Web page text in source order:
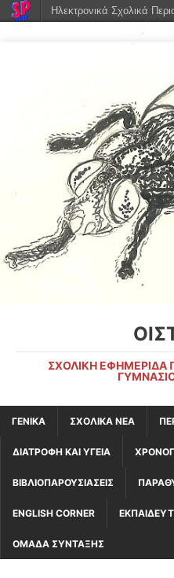
ΣΧΟΛΙΚΉ ΕΦΗΜΕΡΊΔΑ
ΓΕΝΙΚΆ ΣΧΟΛΙΚΑ ΝΕΑ
ΔΙΑΤΡΟΦΗ ΚΑΙ ΥΓΕΙΑ
ΒΙΒΛΙΟΠΑΡΟΥΣΙΑΣΕΙΣ
ENGLISH CORNER
ΟΜΑΔΑ ΣΥΝΤΑΞΗΣ
Ηλεκτρονικά Σχολικά